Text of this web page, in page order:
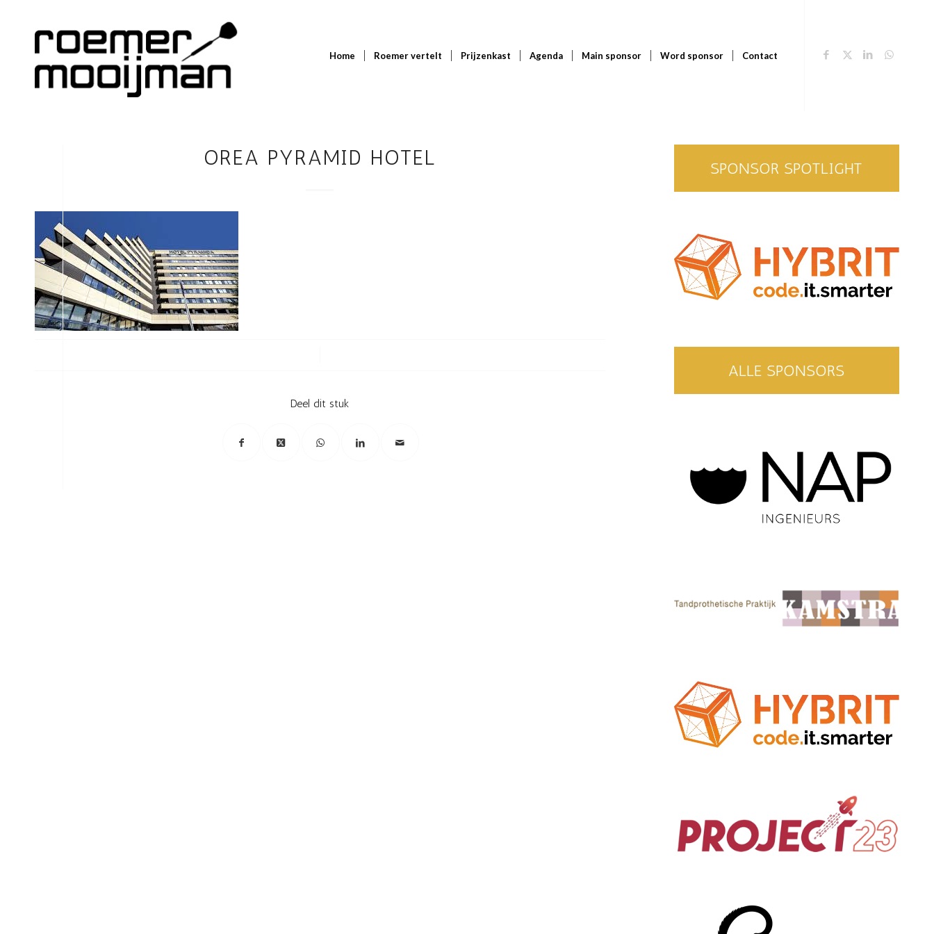
Home Roemer vertelt Prijzenkast Agenda Main sponsor Word sponsor Contact
OREA PYRAMID HOTEL
Deel dit stuk
SPONSOR SPOTLIGHT
ALLE SPONSORS